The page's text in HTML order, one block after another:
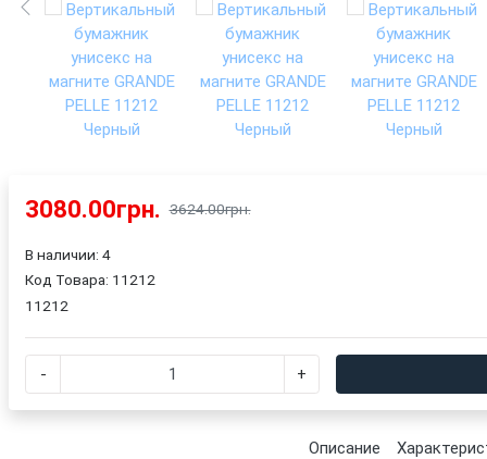
Описание
3080.00грн. 3624.00грн.
В наличии: 4
Код Товара: 11212
11212
- +